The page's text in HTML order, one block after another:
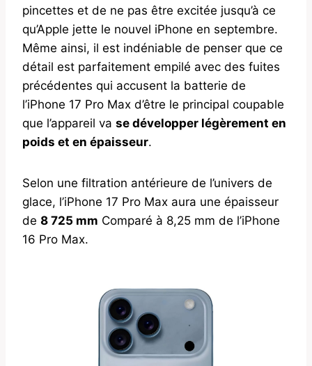
pincettes et de ne pas être excitée jusqu’à ce
qu’Apple jette le nouvel iPhone en septembre.
Même ainsi, il est indéniable de penser que ce
détail est parfaitement empilé avec des fuites
précédentes qui accusent la batterie de
l’iPhone 17 Pro Max d’être le principal coupable
que l’appareil va se développer légèrement en
poids et en épaisseur.
Selon une filtration antérieure de l’univers de
glace, l’iPhone 17 Pro Max aura une épaisseur
de 8 725 mm Comparé à 8,25 mm de l’iPhone
16 Pro Max.